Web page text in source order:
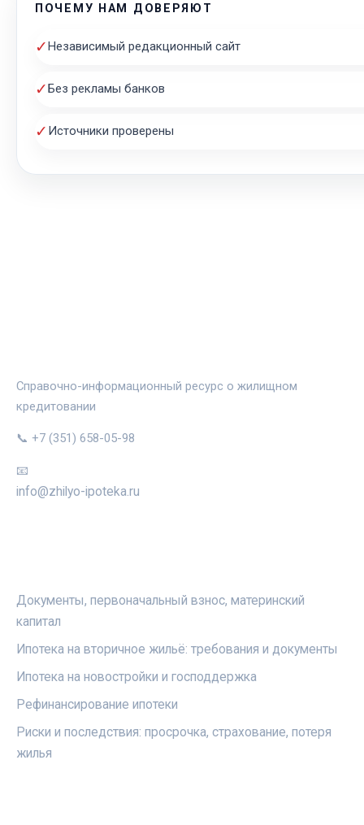
ПОЧЕМУ НАМ ДОВЕРЯЮТ
✓ Независимый редакционный сайт
✓ Без рекламы банков
✓ Источники проверены
Справочно-информационный ресурс о жилищном
кредитовании
📞 +7 (351) 658-05-98
📧
info@zhilyo-ipoteka.ru
Документы, первоначальный взнос, материнский
капитал
Ипотека на вторичное жильё: требования и документы
Ипотека на новостройки и господдержка
Рефинансирование ипотеки
Риски и последствия: просрочка, страхование, потеря
жилья